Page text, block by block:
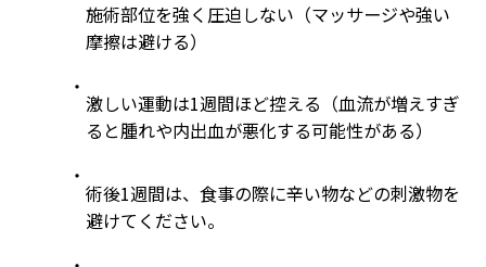
施術部位を強く圧迫しない（マッサージや強い
摩擦は避ける）
激しい運動は1週間ほど控える（血流が増えすぎ
ると腫れや内出血が悪化する可能性がある）
術後1週間は、食事の際に辛い物などの刺激物を
避けてください。